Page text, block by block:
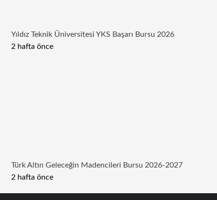
Yıldız Teknik Üniversitesi YKS Başarı Bursu 2026
2 hafta önce
Türk Altın Geleceğin Madencileri Bursu 2026-2027
2 hafta önce